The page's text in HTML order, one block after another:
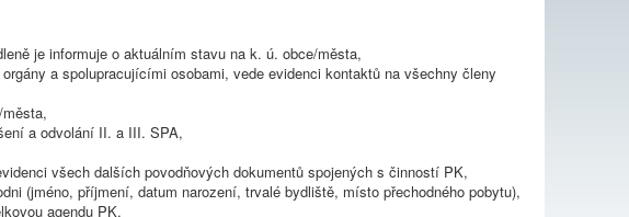
je informuje o aktuálním stavu na k. ú. obce/města,
a spolupracujícími osobami, vede evidenci kontaktů na všechny členy
a odvolání II. a III. SPA,
všech dalších povodňových dokumentů spojených s činností PK,
(jméno, příjmení, datum narození, trvalé bydliště, místo přechodného pobytu),
agendu PK.